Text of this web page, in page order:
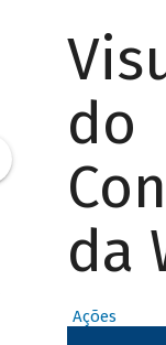
do
da
Ações